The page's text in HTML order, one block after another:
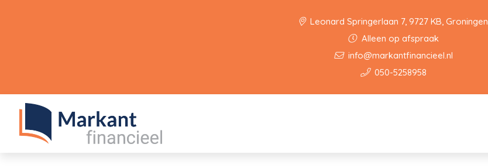
Leonard Springerlaan 7, 9727 KB, Groningen
Alleen op afspraak
info@markantfinancieel.nl
050-5258958